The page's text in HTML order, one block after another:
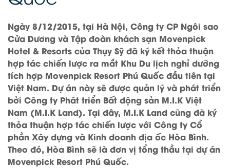
Ngày 8/12/2015, tại Hà Nội, Công ty CP Ngôi sao
Cửa Dương và Tập đoàn khách sạn Movenpick
Hotel & Resorts của Thụy Sỹ đã ký kết thỏa thuận
hợp tác chiến lược ra mắt Khu Du lịch nghỉ dưỡng
tích hợp Movenpick Resort Phú Quốc đầu tiên tại
Việt Nam. Dự án này sẽ được quản lý và phát triển
bởi Công ty Phát triển Bất động sản M.I.K Việt
Nam (M.I.K Land). Tại đây, M.I.K Land cũng đã ký
thỏa thuận hợp tác chiến lược với Công ty Cổ
phần Xây dựng và Kinh doanh địa ốc Hòa Bình.
Theo đó, Hòa Bình sẽ là đơn vị tổng thầu tại dự án
Movenpick Resort Phú Quốc.